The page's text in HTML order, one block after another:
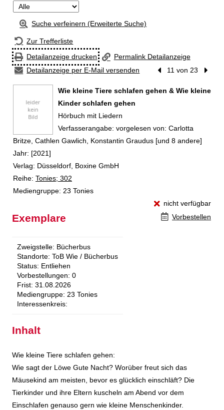
Suche verfeinern (Erweiterte Suche)
Zur Trefferliste
Detailanzeige drucken
Permalink Detailanzeige
Detailanzeige per E-Mail versenden
Vorheriger Treffer
11 von 23
Wie kleine Tiere schlafen gehen & Wie kleine
Kinder schlafen gehen
Hörbuch mit Liedern
Suche nach diesem Verfasser
Verfasserangabe: vorgelesen von: Carlotta
Britze, Cathlen Gawlich, Konstantin Graudus [und 8 andere]
Jahr: [2021]
Verlag: Düsseldorf, Boxine GmbH
Reihe: Tonies; 302
Mediengruppe: 23 Tonies
nicht verfügbar
Vorbestellen
Exemplare
Zweigstelle: Bücherbus
Standorte: ToB Wie / Bücherbus
Status: Entliehen
Vorbestellungen: 0
Frist: 31.08.2026
Mediengruppe: 23 Tonies
Interessenkreis:
Inhalt
Wie kleine Tiere schlafen gehen:
Wie sagt der Löwe Gute Nacht? Worüber freut sich das
Mäusekind am meisten, bevor es glücklich einschläft? Die
Tierkinder und ihre Eltern kuscheln am Abend vor dem
Einschlafen genauso gern wie kleine Menschenkinder.